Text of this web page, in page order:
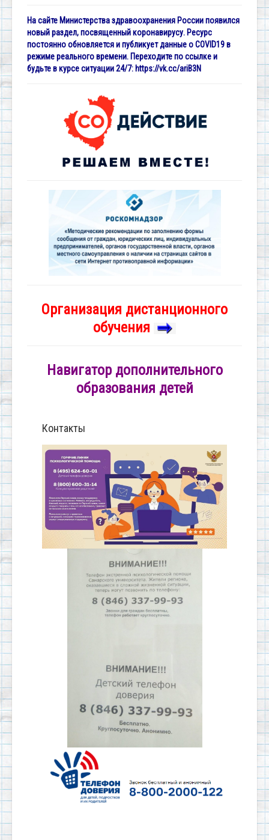
На сайте Министерства здравоохранения России появился
новый раздел, посвященный коронавирусу. Ресурс
постоянно обновляется и публикует данные о COVID19 в
режиме реального времени. Переходите по ссылке и
будьте в курсе ситуации 24/7: https://vk.cc/ariB3N
Организация дистанционного
обучения
Навигатор дополнительного
образования детей
Контакты